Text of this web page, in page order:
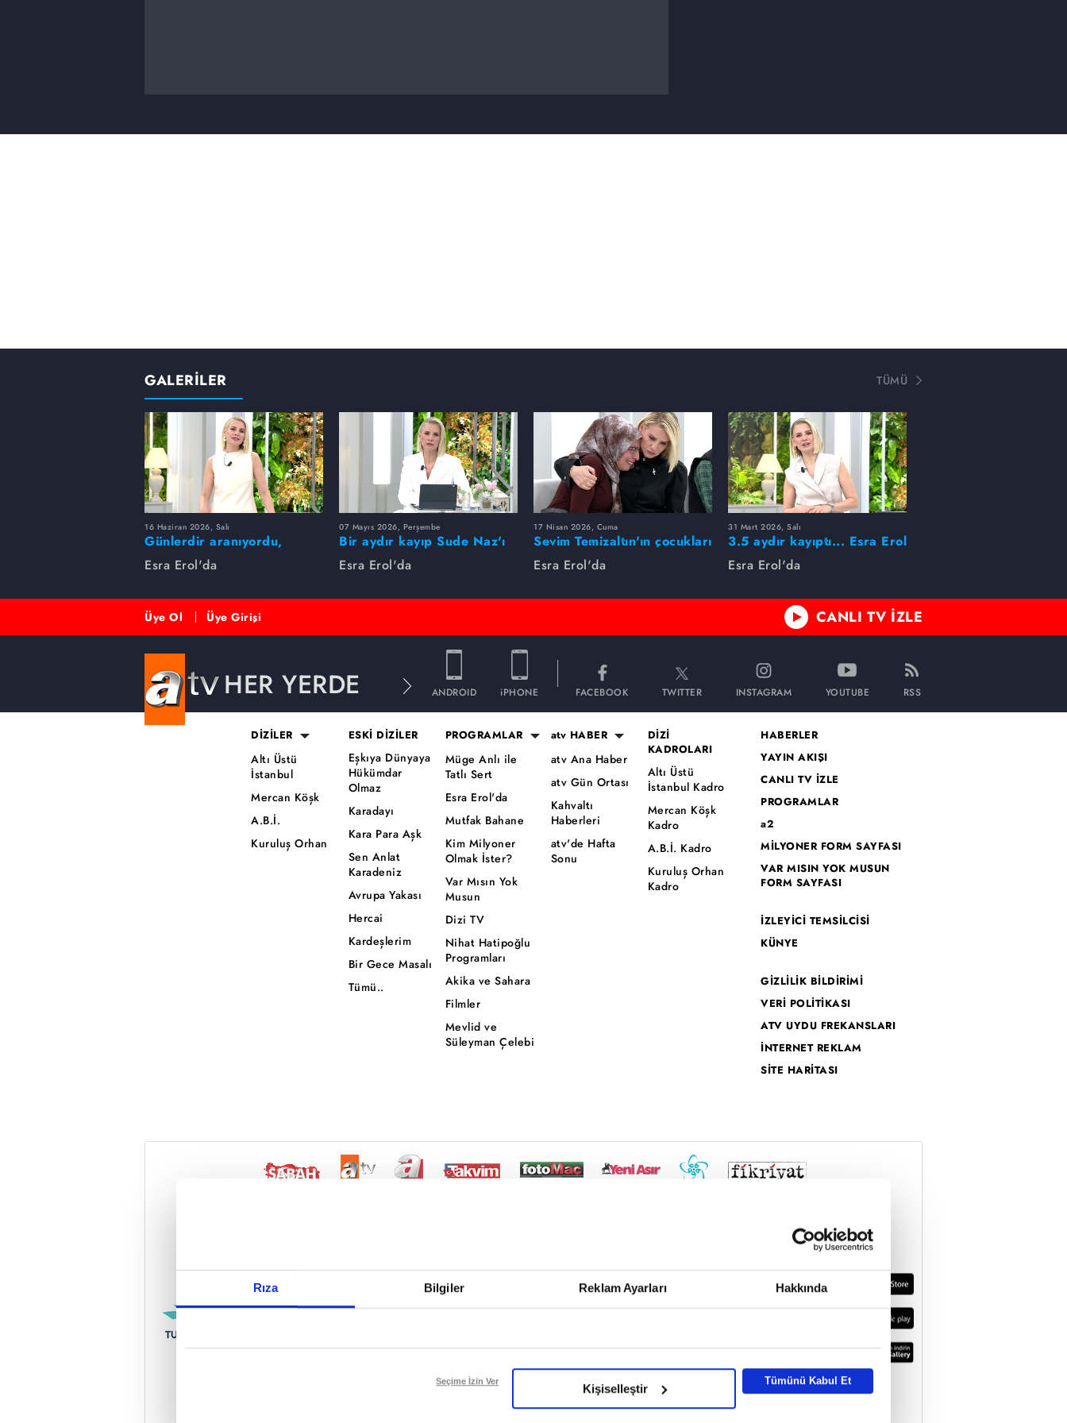
Rıza Bilgiler Reklam Ayarları Hakkında
Reddet
Seçime İzin Ver
Kişiselleştir
Tümünü Kabul Et
GALERİLER TÜMÜ
16 Haziran 2026, Salı
Günlerdir aranıyordu,
dakikalar içinde bulundu!
Esra Erol'da
07 Mayıs 2026, Perşembe
Bir aydır kayıp Sude Naz'ı
Esra Erol buldu
Esra Erol'da
17 Nisan 2026, Cuma
Sevim Temizaltın'ın çocukları
nerede?
Esra Erol'da
31 Mart 2026, Salı
3.5 aydır kayıptı... Esra Erol
buldu!
Esra Erol'da
Üye Ol Üye Girişi CANLI TV İZLE
HER YERDE ANDROID iPHONE FACEBOOK TWITTER INSTAGRAM YOUTUBE RSS
DİZİLER
Altı Üstü
İstanbul
Mercan Köşk
A.B.İ.
Kuruluş Orhan
ESKİ DİZİLER
Eşkıya Dünyaya
Hükümdar
Olmaz
Karadayı
Kara Para Aşk
Sen Anlat
Karadeniz
Avrupa Yakası
Hercai
Kardeşlerim
Bir Gece Masalı
Tümü..
PROGRAMLAR
Müge Anlı ile
Tatlı Sert
Esra Erol'da
Mutfak Bahane
Kim Milyoner
Olmak İster?
Var Mısın Yok
Musun
Dizi TV
Nihat Hatipoğlu
Programları
Akika ve Sahara
Filmler
Mevlid ve
Süleyman Çelebi
atv HABER
atv Ana Haber
atv Gün Ortası
Kahvaltı
Haberleri
atv'de Hafta
Sonu
DİZİ
KADROLARI
Altı Üstü
İstanbul Kadro
Mercan Köşk
Kadro
A.B.İ. Kadro
Kuruluş Orhan
Kadro
HABERLER
YAYIN AKIŞI
CANLI TV İZLE
PROGRAMLAR
a2
MİLYONER FORM SAYFASI
VAR MISIN YOK MUSUN
FORM SAYFASI
İZLEYİCİ TEMSİLCİSİ
KÜNYE
GİZLİLİK BİLDİRİMİ
VERİ POLİTİKASI
ATV UYDU FREKANSLARI
İNTERNET REKLAM
SİTE HARİTASI